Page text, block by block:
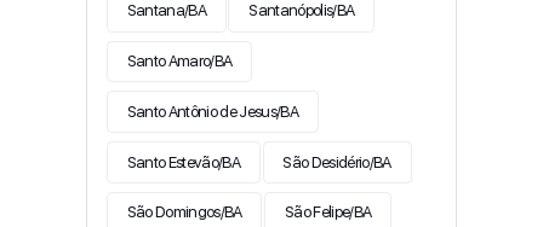
Santana/BA Santanópolis/BA
Santo Amaro/BA
Santo Antônio de Jesus/BA
Santo Estevão/BA São Desidério/BA
São Domingos/BA São Felipe/BA